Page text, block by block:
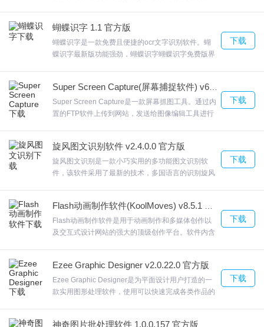
和标记您的图片。PicPick中文颜色选择器，使用内置
的放大镜窗口来帮助你找到屏幕上准确的像素颜色代
码。瞄准器，这个功能能够确定图片的相对坐标位
蝴蝶识字 1.1 官方版
蝴蝶识字是一款免费且便捷的ocr文字识别软件。蝴
蝶识字最新版功能强劲，蝴蝶识字蝴蝶识字免费版界
的帮助，欢迎来合众软件园下载体验。
下载
Super Screen Capture是一款屏幕抓图工具。通过内
置的FTP软件上传到网站，发送给图像编辑工具进行
Capture还提供了强大的图像编辑功能，DirectX 捕
获，欢迎来合众软件园下载体验。
下载
旋风图文识别软件 v2.4.0.0 官方版
旋风图文识别是一款小巧实用的多功能图文识别软
件，该软件采用了最新的技术，多国语言的识别旋风
载体验。
下载
Flash动画制作软件是用于动画制作和多媒体创作以
及交互式设计网站的强大的顶级创作平台。软件内含
动画制作软件增加了HTML5的新支持、锁定 3D 场
景、生成 Sprite 表单、行业领先的动画工具、高级文
本引擎、高级绘制工具、专业视频工具等功能。对位
下载
Ezee Graphic Designer v2.0.22.0 官方版
Ezee Graphic Designer是为平面设计用户打造的一
款实用图形处理软件，使用可以快速完成各类作品的
下载
神奇图片批处理软件 1.0.0.157 官方版